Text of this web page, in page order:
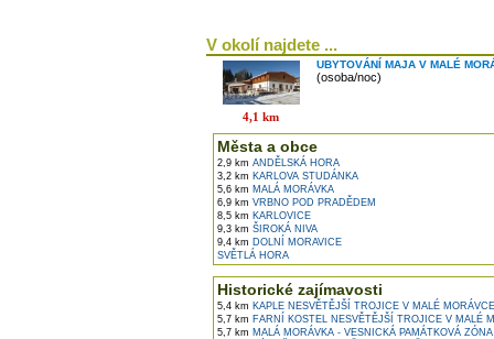
V okolí najdete ...
4,1 km
UBYTOVÁNÍ MAJA V MALÉ
(osoba/noc)
Města a obce
2,9 km ANDĚLSKÁ HORA
3,2 km KARLOVA STUDÁNKA
5,6 km MALÁ MORÁVKA
6,9 km VRBNO POD PRADĚDEM
8,5 km KARLOVICE
9,3 km ŠIROKÁ NIVA
9,4 km DOLNÍ MORAVICE
SVĚTLÁ HORA
Historické zajímavosti
5,4 km KAPLE NESVĚTĚJŠÍ TROJICE V MALÉ MORÁVCE
5,7 km FARNÍ KOSTEL NESVĚTĚJŠÍ TROJICE V MALÉ
5,7 km MALÁ MORÁVKA - VESNICKÁ PAMÁTKOVÁ ZÓNA